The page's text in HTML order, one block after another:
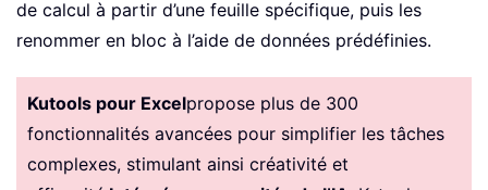
de calcul à partir d’une feuille spécifique, puis les
renommer en bloc à l’aide de données prédéfinies.
Kutools pour Excelpropose plus de 300
fonctionnalités avancées pour simplifier les tâches
complexes, stimulant ainsi créativité et